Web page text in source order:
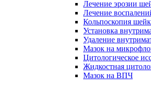
Лечение эрозии
Лечение
Кольпоскопия
Установка
Удаление
Мазок на
Цитологическое
Жидкостная
Мазок на ВПЧ